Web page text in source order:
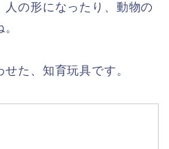
人の形になったり、動物の
た、知育玩具です。